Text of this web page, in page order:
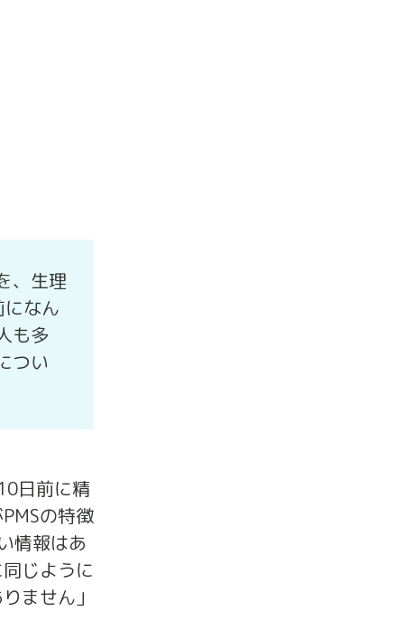
、生理
なん
も多
つい
日前に精
の特徴
情報はあ
じように
ません」